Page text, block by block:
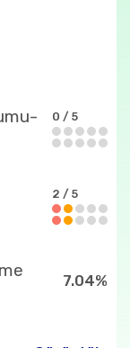
Milyon $
Milyon $
Milyon $
Milyon $
0 / 5
2 / 5
7.04%